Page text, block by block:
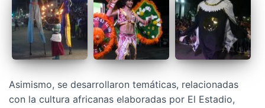
Asimismo, se desarrollaron temáticas, relacionadas
con la cultura africanas elaboradas por El Estadio,